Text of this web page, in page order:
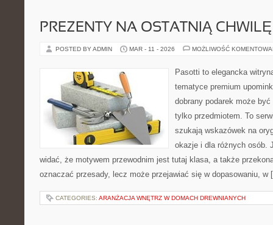
PREZENTY NA OSTATNIĄ CHWILĘ
POSTED BY ADMIN MAR - 11 - 2026 MOŻLIWOŚĆ
Pasotti to elegancka
tematyce premium
dobrany podarek może
tylko przedmiotem. To
szukają wskazówek na
okazje i dla różnych osób.
widać, że motywem przewodnim jest tutaj klasa, a także
oznaczać przesady, lecz może przejawiać się w dopasowaniu,
CATEGORIES: ARANŻACJA WNĘTRZ W DOMACH DREWNIANYCH